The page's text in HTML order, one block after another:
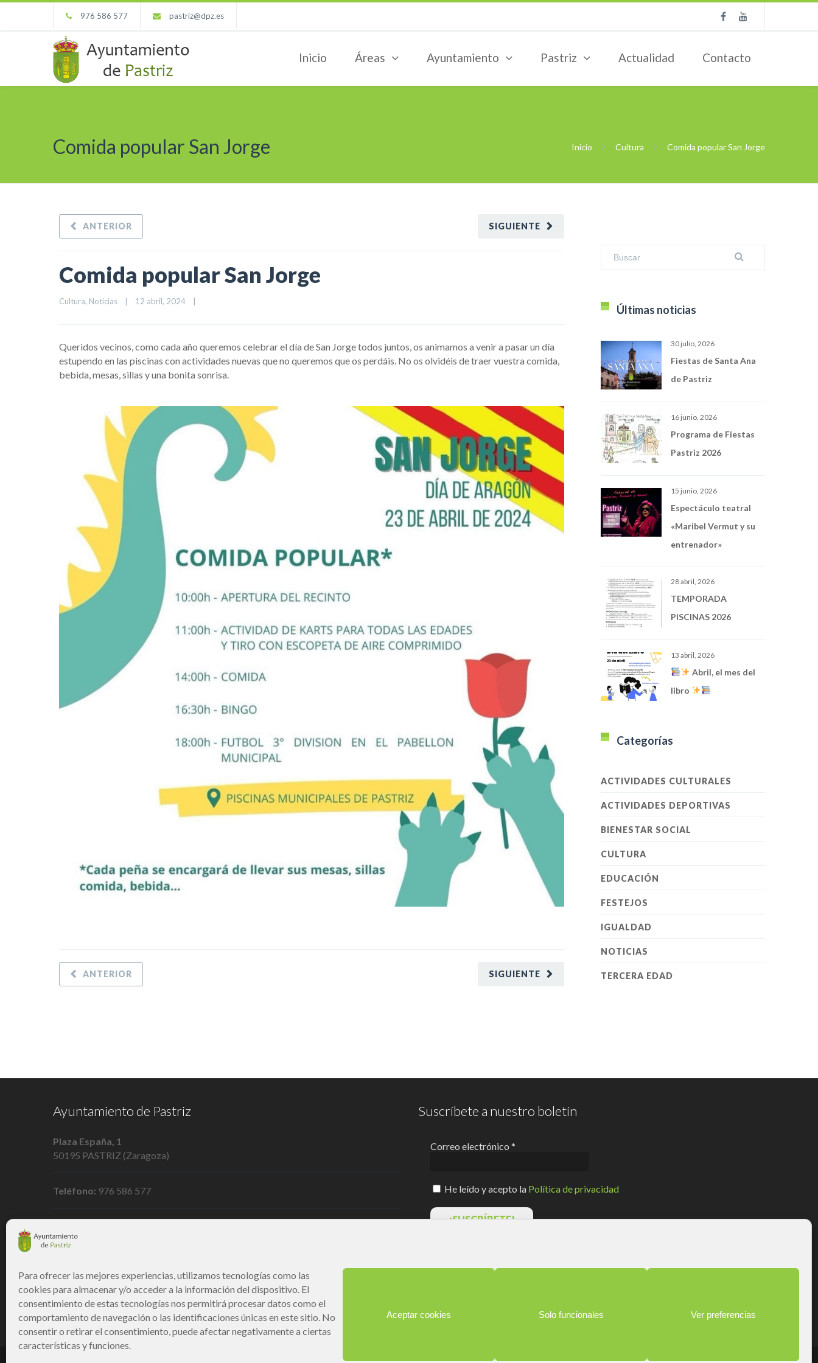
Para ofrecer las mejores experiencias, utilizamos tecnologías como las
cookies para almacenar y/o acceder a la información del dispositivo. El
consentimiento de estas tecnologías nos permitirá procesar datos como el
comportamiento de navegación o las identificaciones únicas en este sitio. No
consentir o retirar el consentimiento, puede afectar negativamente a ciertas
características y funciones.
Aceptar cookies Solo funcionales Ver preferencias
976 586 577 pastriz@dpz.es
Inicio Áreas Ayuntamiento Pastriz Actualidad Contacto
Comida popular San Jorge Inicio Cultura Comida popular San Jorge
SIGUIENTE
ANTERIOR
Comida popular San Jorge
Cultura, Noticias 12 abril, 2024
Queridos vecinos, como cada año queremos celebrar el día de San Jorge todos juntos, os animamos a venir a pasar un día
estupendo en las piscinas con actividades nuevas que no queremos que os perdáis. No os olvidéis de traer vuestra comida,
bebida, mesas, sillas y una bonita sonrisa.
SIGUIENTE
ANTERIOR
Últimas noticias
30 julio, 2026
Fiestas de Santa Ana
de Pastriz
16 junio, 2026
Programa de Fiestas
Pastriz 2026
15 junio, 2026
Espectáculo teatral
«Maribel Vermut y su
entrenador»
28 abril, 2026
TEMPORADA
PISCINAS 2026
13 abril, 2026
Abril, el mes del
libro
Categorías
ACTIVIDADES CULTURALES
ACTIVIDADES DEPORTIVAS
BIENESTAR SOCIAL
CULTURA
EDUCACIÓN
FESTEJOS
IGUALDAD
NOTICIAS
TERCERA EDAD
Ayuntamiento de Pastriz
Plaza España, 1
50195 PASTRIZ (Zaragoza)
Teléfono: 976 586 577
Suscríbete a nuestro boletín
Correo electrónico *
He leído y acepto la Política de privacidad
Legitimación » tu consentimiento.
como se indica en la
Política de Privacidad